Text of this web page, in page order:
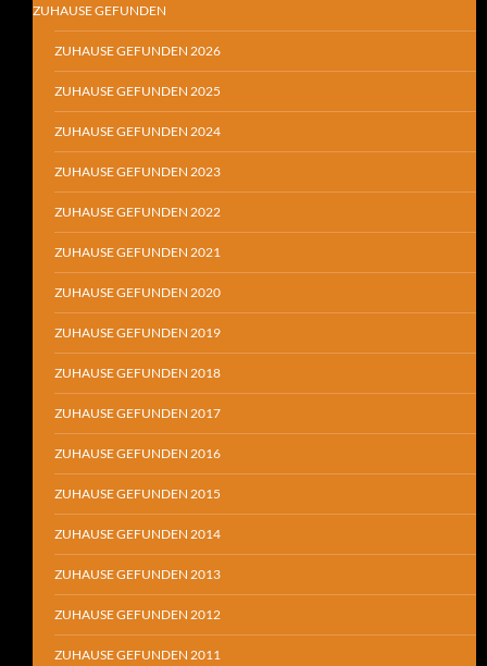
ZUHAUSE GEFUNDEN
ZUHAUSE GEFUNDEN 2026
ZUHAUSE GEFUNDEN 2025
ZUHAUSE GEFUNDEN 2024
ZUHAUSE GEFUNDEN 2023
ZUHAUSE GEFUNDEN 2022
ZUHAUSE GEFUNDEN 2021
ZUHAUSE GEFUNDEN 2020
ZUHAUSE GEFUNDEN 2019
ZUHAUSE GEFUNDEN 2018
ZUHAUSE GEFUNDEN 2017
ZUHAUSE GEFUNDEN 2016
ZUHAUSE GEFUNDEN 2015
ZUHAUSE GEFUNDEN 2014
ZUHAUSE GEFUNDEN 2013
ZUHAUSE GEFUNDEN 2012
ZUHAUSE GEFUNDEN 2011